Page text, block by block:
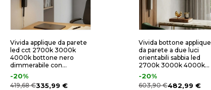
Vivida applique da parete
led cct 2700k 3000k
4000k bottone nero
dimmerabile con
telecomando
-20%
419,68 €335,99 €
Vivida bottone applique
da parete a due luci
orientabili sabbia led
2700k 3000k 4000k
dimmerabile con
telecomando
-20%
603,90 €482,99 €